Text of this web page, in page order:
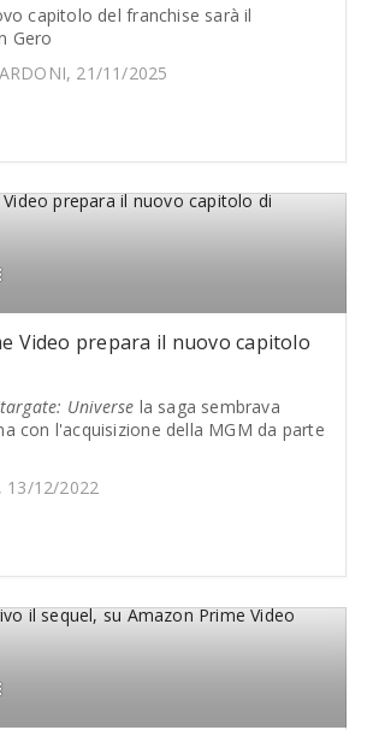
capitolo del franchise sarà il
Gero
21/11/2025
Video prepara il nuovo capitolo
Universe la saga sembrava
con l'acquisizione della MGM da parte
13/12/2022